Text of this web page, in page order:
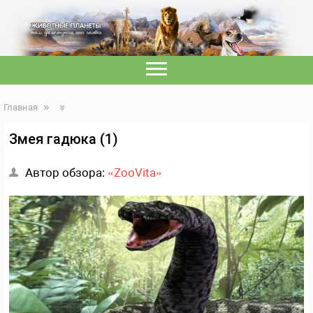
Главная
Змея гадюка (1)
Автор обзора: «ZooVita»